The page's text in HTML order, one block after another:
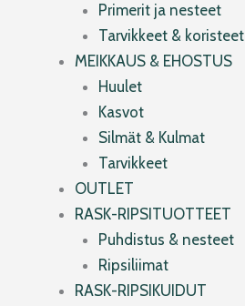
Primerit ja nesteet
Tarvikkeet & koristeet
MEIKKAUS & EHOSTUS
Huulet
Kasvot
Silmät & Kulmat
Tarvikkeet
OUTLET
RASK-RIPSITUOTTEET
Puhdistus & nesteet
Ripsiliimat
RASK-RIPSIKUIDUT